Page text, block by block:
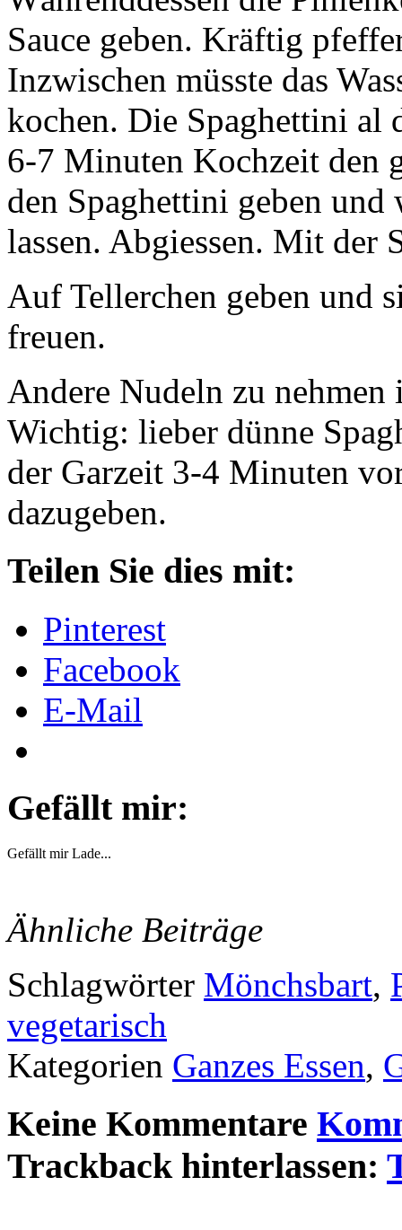
Sauce geben. Kräftig
Inzwischen müsste das
kochen. Die Spaghettini al
6-7 Minuten Kochzeit den
den Spaghettini geben
lassen. Abgiessen. Mit der
Auf Tellerchen geben und
freuen.
Andere Nudeln zu
Wichtig: lieber dünne
der Garzeit 3-4 Minuten
dazugeben.
Teilen Sie dies mit:
Pinterest
Facebook
E-Mail
Gefällt mir:
Gefällt mir Lade...
Ähnliche Beiträge
Schlagwörter Mönchsbart,
vegetarisch
Kategorien Ganzes Essen,
Keine Kommentare
Trackback hinterlassen: